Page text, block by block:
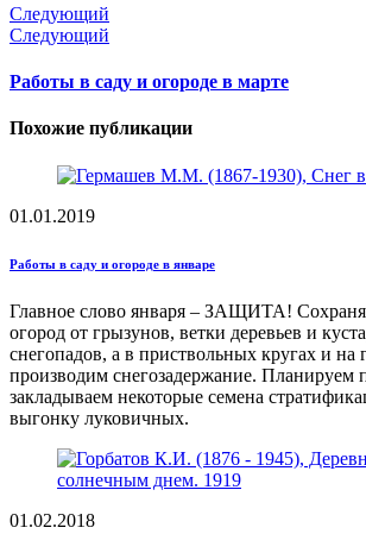
Следующий
Следующий
Работы в саду и огороде в марте
Похожие публикации
01.01.2019
Работы в саду и огороде в январе
Главное слово января – ЗАЩИТА!
огород от грызунов, ветки деревьев и
снегопадов, а в приствольных кругах и на
производим снегозадержание. Планируем
закладываем некоторые семена
выгонку луковичных.
01.02.2018